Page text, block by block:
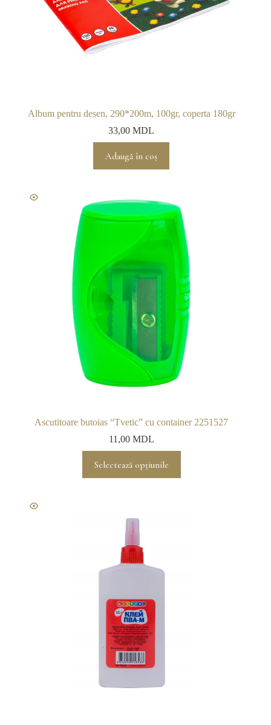
Album pentru desen, 290*200m, 100gr, coperta 180gr
33,00MDL
Adaugă în coș
Ascutitoare butoias “Tvetic” cu container 2251527
11,00 MDL
Selectează opțiunile
produs
are
Opțiunile
pot
fi
alese
în